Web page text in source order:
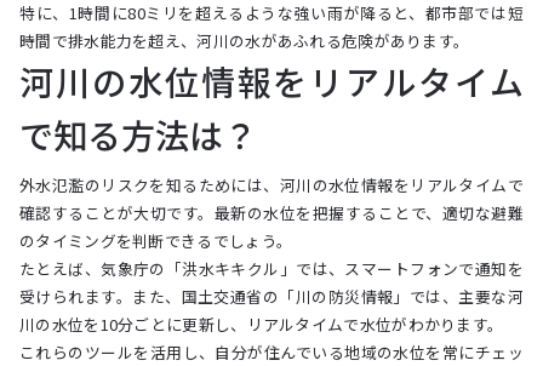
特に、1時間に80ミリを超えるような強い雨が降ると、都市部では短
時間で排水能力を超え、河川の水があふれる危険があります。
河川の水位情報をリアルタイム
で知る方法は？
外水氾濫のリスクを知るためには、河川の水位情報をリアルタイムで
確認することが大切です。最新の水位を把握することで、適切な避難
のタイミングを判断できるでしょう。
たとえば、気象庁の「洪水キキクル」では、スマートフォンで通知を
受けられます。また、国土交通省の「川の防災情報」では、主要な河
川の水位を10分ごとに更新し、リアルタイムで水位がわかります。
これらのツールを活用し、自分が住んでいる地域の水位を常にチェッ